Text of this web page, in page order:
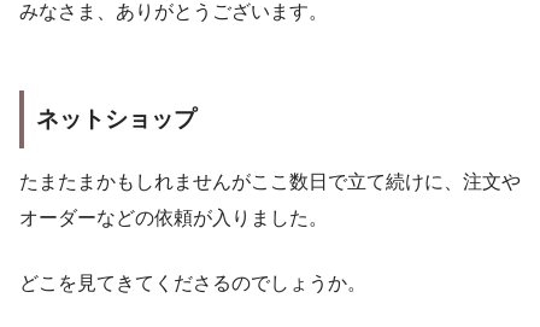
みなさま、ありがとうございます。
ネットショップ
たまたまかもしれませんがここ数日で立て続けに、注文や
オーダーなどの依頼が入りました。
どこを見てきてくださるのでしょうか。